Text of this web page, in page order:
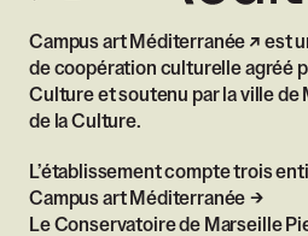
Campus art Méditerranée
est
de coopération culturelle agréé
Culture et soutenu par la ville de
de la Culture.
L’établissement compte trois
Campus art Méditerranée
Le Conservatoire de Marseille